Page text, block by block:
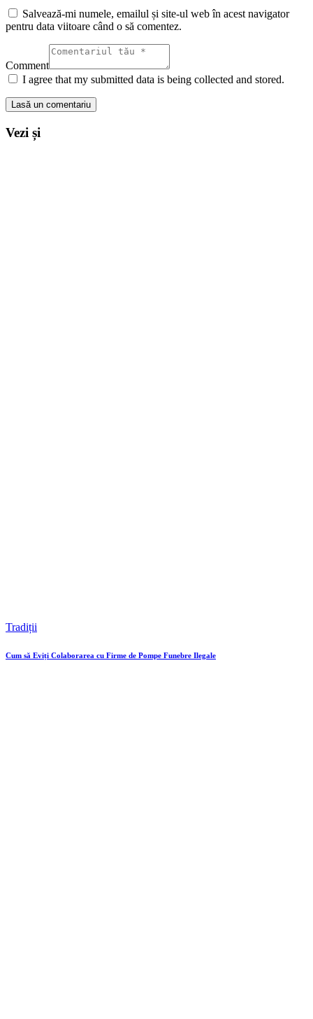
Salvează-mi numele, emailul și site-ul web în acest navigator
pentru data viitoare când o să comentez.
Comment
I agree that my submitted data is being collected and stored.
Vezi și
Tradiții
Cum să Eviți Colaborarea cu Firme de Pompe Funebre Ilegale